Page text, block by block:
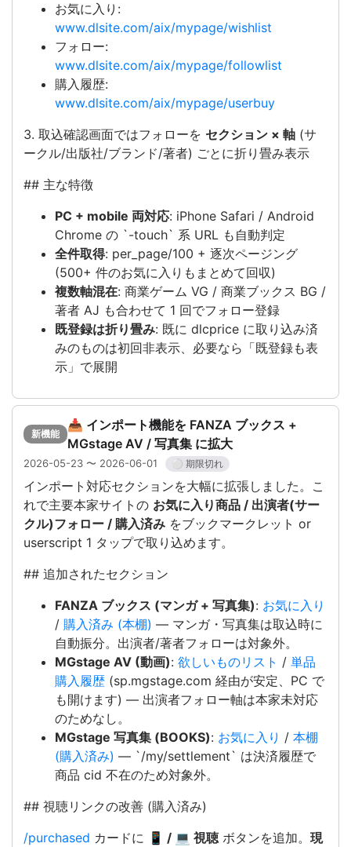
お気に入り:
www.dlsite.com/aix/mypage/wishlist
フォロー:
www.dlsite.com/aix/mypage/followlist
購入履歴:
www.dlsite.com/aix/mypage/userbuy
3. 取込確認画面ではフォローを セクション × 軸 (サ
ークル/出版社/ブランド/著者) ごとに折り畳み表示
## 主な特徴
PC + mobile 両対応: iPhone Safari / Android
Chrome の `-touch` 系 URL も自動判定
全件取得: per_page/100 + 逐次ページング
(500+ 件のお気に入りもまとめて回収)
複数軸混在: 商業ゲーム VG / 商業ブックス BG /
著者 AJ も合わせて 1 回でフォロー登録
既登録は折り畳み: 既に dlcprice に取り込み済
みのものは初回非表示、必要なら「既登録も表
示」で展開
新機能
📥 インポート機能を FANZA ブックス +
MGstage AV / 写真集 に拡大
2026-05-23 〜 2026-06-01 ⚪ 期限切れ
インポート対応セクションを大幅に拡張しました。こ
れで主要本家サイトの お気に入り商品 / 出演者(サー
クル)フォロー / 購入済み をブックマークレット or
userscript 1 タップで取り込めます。
## 追加されたセクション
FANZA ブックス (マンガ + 写真集): お気に入り
/ 購入済み (本棚) — マンガ・写真集は取込時に
自動振分。出演者/著者フォローは対象外。
MGstage AV (動画): 欲しいものリスト / 単品
購入履歴 (sp.mgstage.com 経由が安定、PC で
も開けます) — 出演者フォロー軸は本家未対応
のためなし。
MGstage 写真集 (BOOKS): お気に入り / 本棚
(購入済み) — `/my/settlement` は決済履歴で
商品 cid 不在のため対象外。
## 視聴リンクの改善 (購入済み)
/purchased カードに 📱 / 💻 視聴ボタンを追加。 現